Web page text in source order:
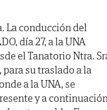
La conducción del
día 27, a la UNA
el Tanatorio Ntra.
para su traslado a la
a la UNA, se
y a